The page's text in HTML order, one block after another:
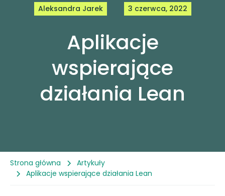
Usługi
O nas
Referencje
Aleksandra Jarek 3 czerwca, 2022
Aplikacje
wspierające
działania Lean
Strona główna
Artykuły
Aplikacje wspierające działania Lean